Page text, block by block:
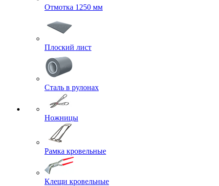
Отмотка 1250 мм
Плоский лист
Сталь в рулонах
Ножницы
Рамка кровельные
Клещи кровельные